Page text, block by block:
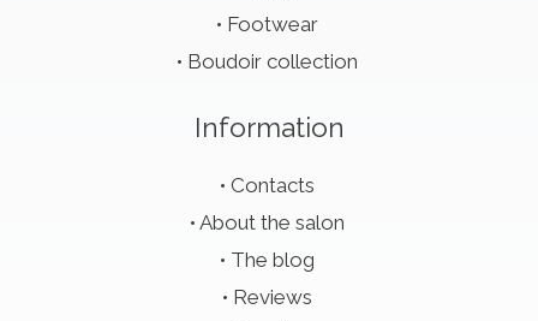
Footwear
Boudoir collection
Information
Contacts
About the salon
The blog
Reviews